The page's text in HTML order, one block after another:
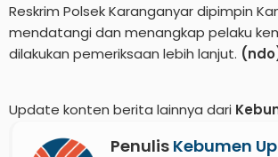
Reskrim Polsek Karanganyar dipimpin
mendatangi dan menangkap pelaku
dilakukan pemeriksaan lebih lanjut.
Update konten berita lainnya dari
Penulis Kebumen